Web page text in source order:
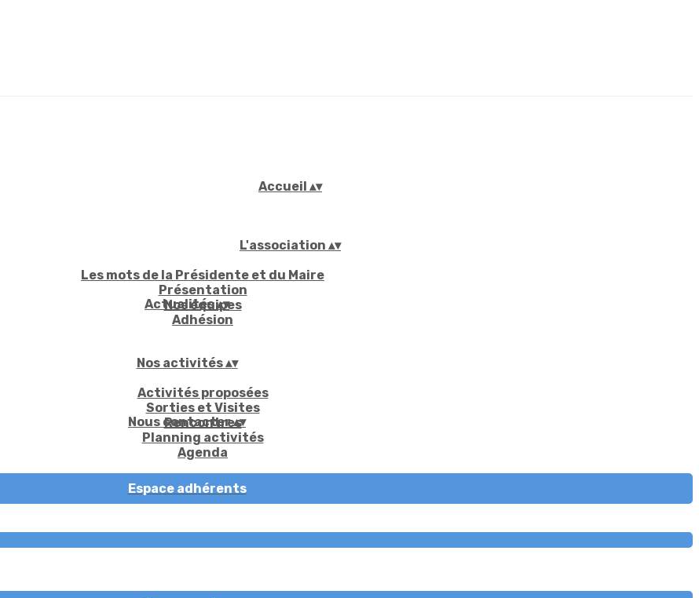
Accueil ▴▾
L'association ▴▾
Les mots de la Présidente et du Maire
Présentation
Nos équipes
Adhésion
Actualités▴▾
Nos activités▴▾
Activités proposées
Sorties et Visites
Rencontres
Planning activités
Agenda
Nous contacter▴▾
Espace adhérents